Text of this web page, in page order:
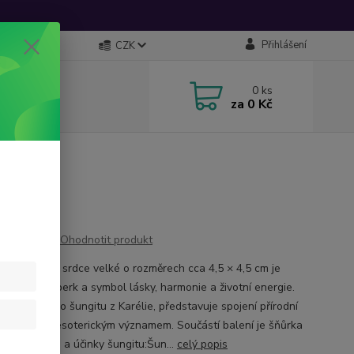
CZK Přihlášení
0 ks
za 0 Kč
Ohodnotit produkt
přívěsek srdce velké o rozměrech cca 4,5 × 4,5 cm je
ochranný šperk a symbol lásky, harmonie a životní energie.
z pravého šungitu z Karélie, představuje spojení přírodní
hlubokým esoterickým významem. Součástí balení je šňůrka
✨ Esoterika a účinky šungitu:Šun... celý popis